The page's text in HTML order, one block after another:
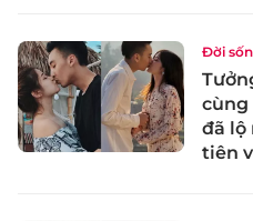
Đời
cùng
đã lộ
tiên